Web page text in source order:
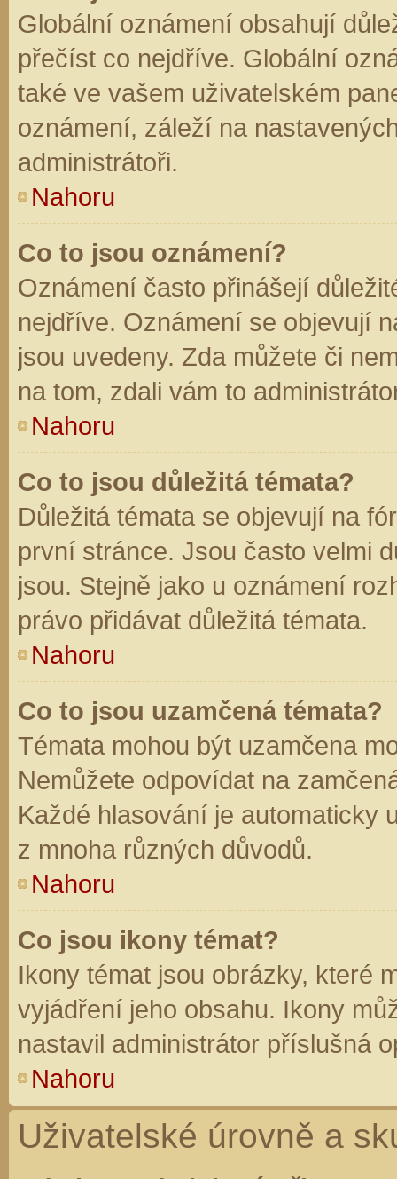
Globální oznámení obsahují
přečíst co nejdříve. Globální
také ve vašem uživatelském
oznámení, záleží na
administrátoři.
Nahoru
Co to jsou oznámení?
Oznámení často přinášejí
nejdříve. Oznámení se objevují
jsou uvedeny. Zda můžete či
na tom, zdali vám to
Nahoru
Co to jsou důležitá témata?
Důležitá témata se objevují na
první stránce. Jsou často velmi
jsou. Stejně jako u oznámení
právo přidávat důležitá témata.
Nahoru
Co to jsou uzamčená témata?
Témata mohou být uzamčena
Nemůžete odpovídat na
Každé hlasování je automaticky
z mnoha různých důvodů.
Nahoru
Co jsou ikony témat?
Ikony témat jsou obrázky, které
vyjádření jeho obsahu. Ikony
nastavil administrátor příslušná
Nahoru
Uživatelské úrovně a